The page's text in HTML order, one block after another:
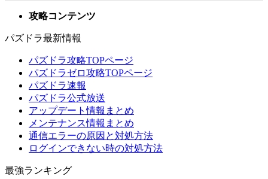
攻略コンテンツ
パズドラ最新情報
パズドラ攻略TOPページ
パズドラゼロ攻略TOPページ
パズドラ速報
パズドラ公式放送
アップデート情報まとめ
メンテナンス情報まとめ
通信エラーの原因と対処方法
ログインできない時の対処方法
最強ランキング